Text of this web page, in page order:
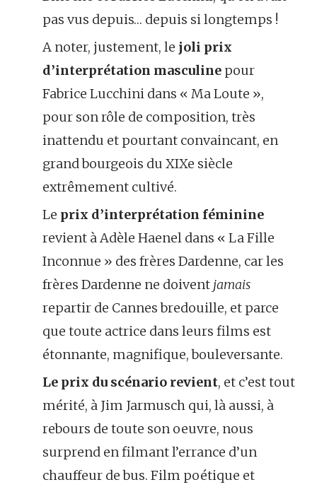
pas vus depuis… depuis si longtemps !
A noter, justement, le joli prix
d’interprétation masculine pour
Fabrice Lucchini dans « Ma Loute »,
pour son rôle de composition, très
inattendu et pourtant convaincant, en
grand bourgeois du XIXe siècle
extrêmement cultivé.
Le prix d’interprétation féminine
revient à Adèle Haenel dans « La Fille
Inconnue » des frères Dardenne, car les
frères Dardenne ne doivent jamais
repartir de Cannes bredouille, et parce
que toute actrice dans leurs films est
étonnante, magnifique, bouleversante.
Le prix du scénario revient, et c’est tout
mérité, à Jim Jarmusch qui, là aussi, à
rebours de toute son oeuvre, nous
surprend en filmant l’errance d’un
chauffeur de bus. Film poétique et